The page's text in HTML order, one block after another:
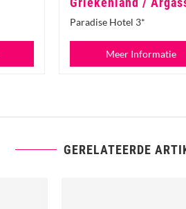
Paradise Hotel 3*
Meer Informatie
GERELATEERDE